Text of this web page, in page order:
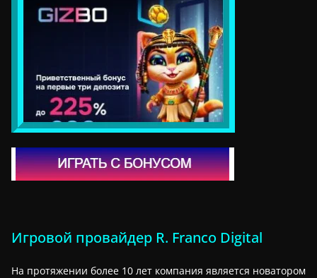
Игровой провайдер R. Franco Digital
На протяжении более 10 лет компания является новатором